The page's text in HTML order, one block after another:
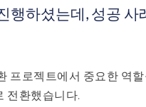
행하셨는데, 성공
프로젝트에서 중요한 역
전환했습니다.